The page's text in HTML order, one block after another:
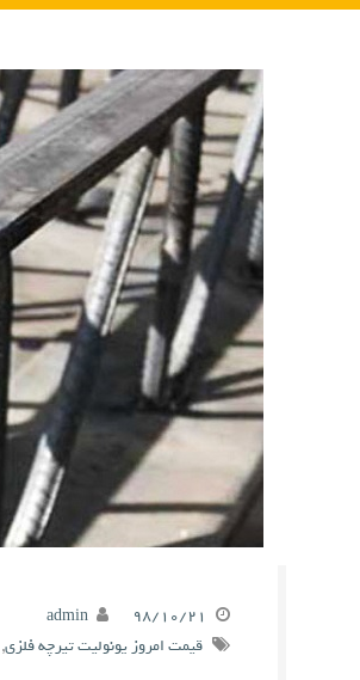
۹۸/۱۰/۲۱ admin
قیمت امروز یونولیت تیرچه فلزی,